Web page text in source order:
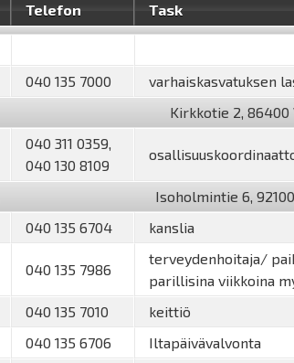
Telefon Task
040 135 7000
varhaiskasvatuksen
Kirkkotie 2, 86400
040 311 0359,
040 130 8109
Isoholmintie 6,
040 135 6704 kanslia
040 135 7986
terveydenhoitaja/
parillisina viikkoina
040 135 7010
keittiö
040 135 6706
Iltapäivävalvonta